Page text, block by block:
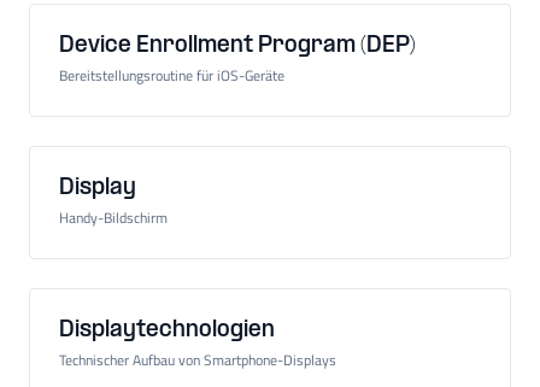
Device Enrollment Program (DEP)
Bereitstellungsroutine für iOS-Geräte
Display
Handy-Bildschirm
Displaytechnologien
Technischer Aufbau von Smartphone-Displays